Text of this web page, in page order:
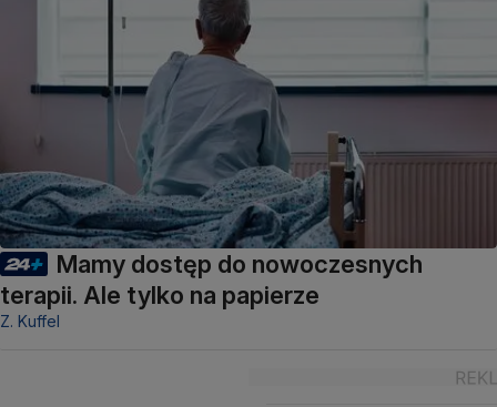
Mamy dostęp do nowoczesnych
terapii. Ale tylko na papierze
Z. Kuffel